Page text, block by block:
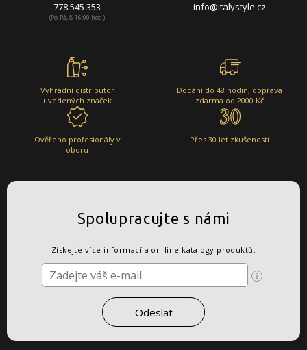
778 545 353
(Po-Pá, 8-16:00 hod.)
info@italystyle.cz
Výhradní distributor
uvedených značek
Dodání do 48 hodin, doprava
zdarma od 2000 Kč
Ověřeno profesionály v
oboru
Přes 30 let zkušeností
Spolupracujte s námi
Získejte více informací a on-line katalogy produktů.